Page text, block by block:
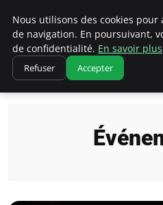
Correze Co
Accueil Événements
Nous utilisons des cookies
de navigation. En poursuivant,
de confidentialité. En savoir plus
Refuser Accepter